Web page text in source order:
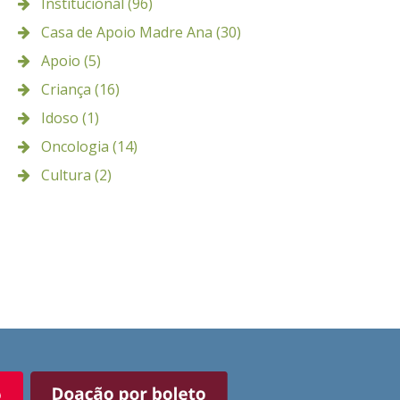
Casa de Apoio Madre Ana (30)
Apoio (5)
Criança (16)
Idoso (1)
Oncologia (14)
Cultura (2)